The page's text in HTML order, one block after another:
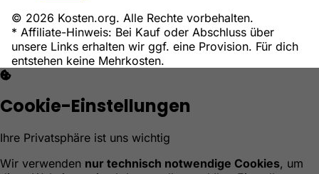
© 2026 Kosten.org. Alle Rechte vorbehalten.
* Affiliate-Hinweis: Bei Kauf oder Abschluss über
unsere Links erhalten wir ggf. eine Provision. Für dich
entstehen keine Mehrkosten.
Cookie-Einstellungen
Ihre Privatsphäre ist uns wichtig
Wir verwenden nur technisch notwendige Cookies, um